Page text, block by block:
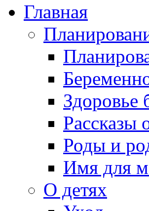
Главная
Здоровье
Рассказы
Роды и
Имя для
О детях